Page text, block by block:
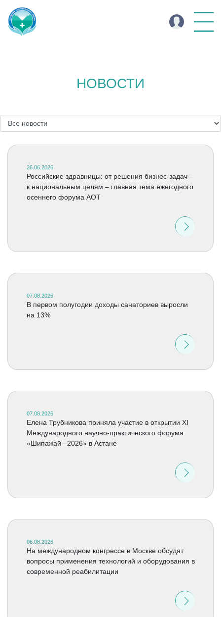
НОВОСТИ
26.06.2026
Российские здравницы: от решения бизнес-задач –
к национальным целям – главная тема ежегодного
осеннего форума АОТ
07.08.2026
В первом полугодии доходы санаториев выросли
на 13%
07.08.2026
Елена Трубникова приняла участие в открытии XI
Международного научно-практического форума
«Шипажай –2026» в Астане
06.08.2026
На международном конгрессе в Москве обсудят
вопросы применения технологий и оборудования в
современной реабилитации